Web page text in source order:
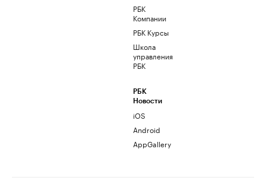
РБК
Компании
РБК Курсы
Школа
управления
РБК
РБК
Новости
iOS
Android
AppGallery